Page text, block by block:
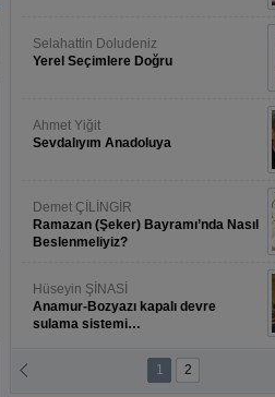
Selahattin Doludeniz
Yerel Seçimlere Doğru
Ahmet Yiğit
Sevdalıyım Anadoluya
Demet ÇİLİNGİR
Ramazan (Şeker) Bayramı’nda Nasıl
Beslenmeliyiz?
Hüseyin ŞİNASİ
Anamur-Bozyazı kapalı devre
sulama sistemi…
1 2